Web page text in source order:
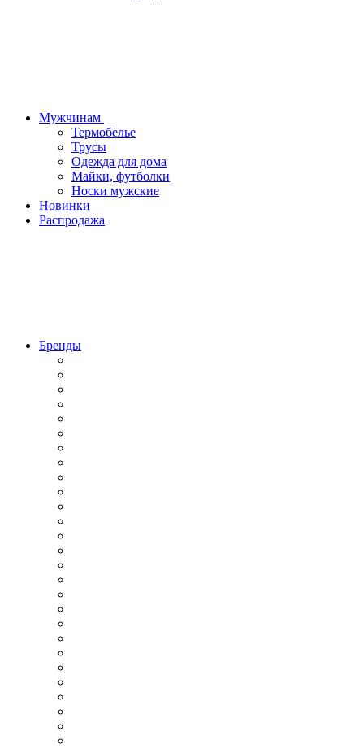
Мужчинам
Термобелье
Трусы
Одежда для дома
Майки, футболки
Носки мужские
Новинки
Распродажа
Бренды